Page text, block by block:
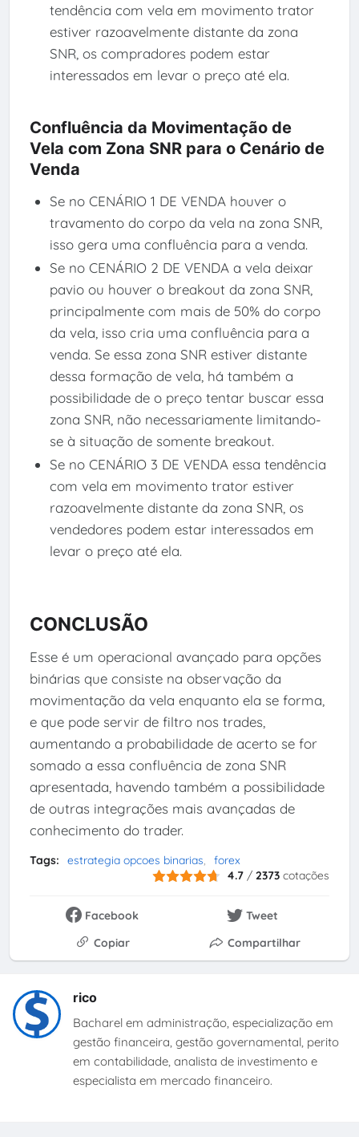
tendência com vela em movimento trator
estiver razoavelmente distante da zona
SNR, os compradores podem estar
interessados em levar o preço até ela.
Confluência da Movimentação de
Vela com Zona SNR para o Cenário de
Venda
Se no CENÁRIO 1 DE VENDA houver o
travamento do corpo da vela na zona SNR,
isso gera uma confluência para a venda.
Se no CENÁRIO 2 DE VENDA a vela deixar
pavio ou houver o breakout da zona SNR,
principalmente com mais de 50% do corpo
da vela, isso cria uma confluência para a
venda. Se essa zona SNR estiver distante
dessa formação de vela, há também a
possibilidade de o preço tentar buscar essa
zona SNR, não necessariamente limitando-
se à situação de somente breakout.
Se no CENÁRIO 3 DE VENDA essa tendência
com vela em movimento trator estiver
razoavelmente distante da zona SNR, os
vendedores podem estar interessados em
levar o preço até ela.
CONCLUSÃO
Esse é um operacional avançado para opções
binárias que consiste na observação da
movimentação da vela enquanto ela se forma,
e que pode servir de filtro nos trades,
aumentando a probabilidade de acerto se for
somado a essa confluência de zona SNR
apresentada, havendo também a possibilidade
de outras integrações mais avançadas de
conhecimento do trader.
Tags: estrategia opcoes binarias
forex
4.7 /2373 cotações
Facebook
Tweet
Copiar
Compartilhar
rico
Bacharel em administração, especialização em
gestão financeira, gestão governamental, perito
em contabilidade, analista de investimento e
especialista em mercado financeiro.